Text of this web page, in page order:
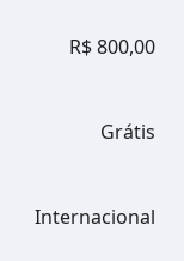
R$ 800,00
Grátis
Internacional